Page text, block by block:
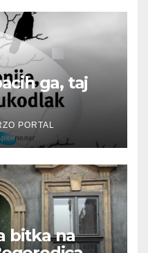
ga, taj
PORTAL
bitka na